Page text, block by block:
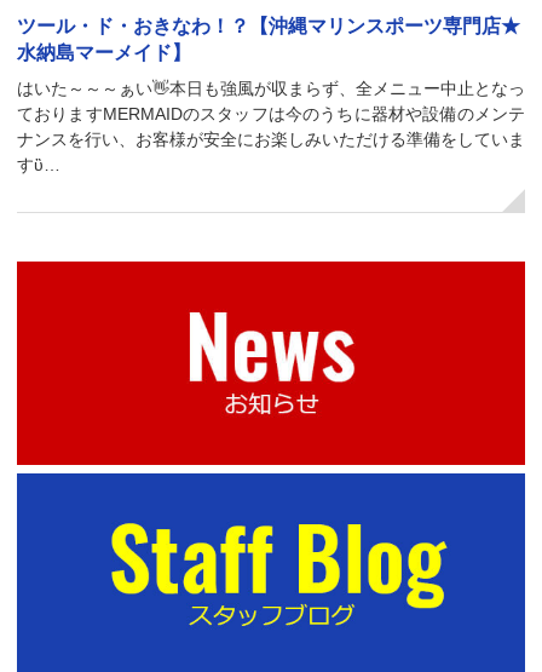
ツール・ド・おきなわ！？【沖縄マリンスポーツ専門店★
水納島マーメイド】
はいた～～～ぁい👋本日も強風が収まらず、全メニュー中止となっ
ておりますMERMAIDのスタッフは今のうちに器材や設備のメンテ
ナンスを行い、お客様が安全にお楽しみいただける準備をしていま
すὒ…